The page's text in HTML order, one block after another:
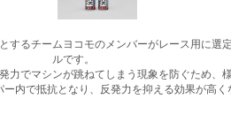
るチームヨコモのメンバーがレース用に選
ルです。
でマシンが跳ねてしまう現象を防ぐため
内で抵抗となり、反発力を抑える効果が高く